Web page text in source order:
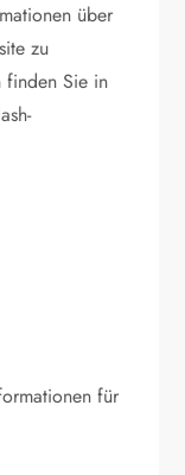
über
zu
finden Sie in
für